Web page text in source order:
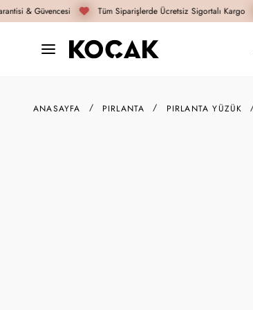
& Güvencesi Tüm Siparişlerde Ücretsiz Sigortalı Kargo
ANASAYFA PIRLANTA PIRLANTA YÜZÜK